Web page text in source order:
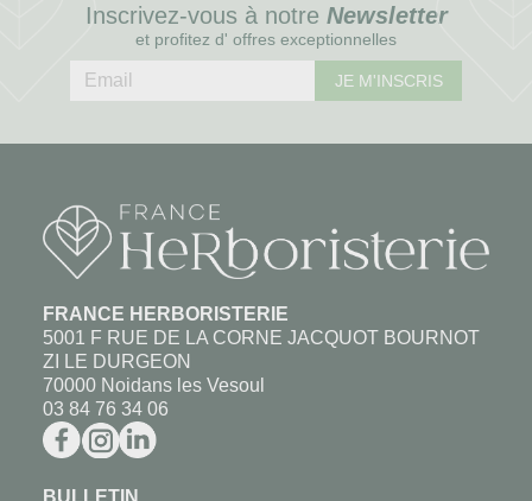
Inscrivez-vous à notre Newsletter
et profitez d' offres exceptionnelles
JE M'INSCRIS
FRANCE HERBORISTERIE
5001 F RUE DE LA CORNE JACQUOT BOURNOT
ZI LE DURGEON
70000 Noidans les Vesoul
03 84 76 34 06